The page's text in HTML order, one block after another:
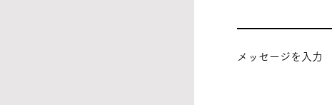
メッセージを入力